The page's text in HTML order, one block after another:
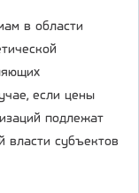
в области
если цены
подлежат
власти субъектов